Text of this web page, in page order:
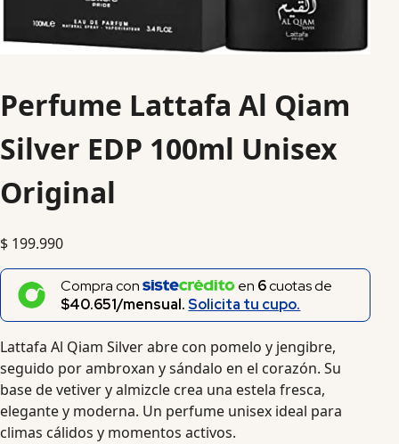
Perfume Lattafa Al Qiam
Silver EDP 100ml Unisex
Original
$ 199.990
Compra con en 6cuotas de
$40.651/mensual.Solicita tu cupo.
Lattafa Al Qiam Silver abre con pomelo y jengibre,
seguido por ambroxan y sándalo en el corazón. Su
base de vetiver y almizcle crea una estela fresca,
elegante y moderna. Un perfume unisex ideal para
climas cálidos y momentos activos.